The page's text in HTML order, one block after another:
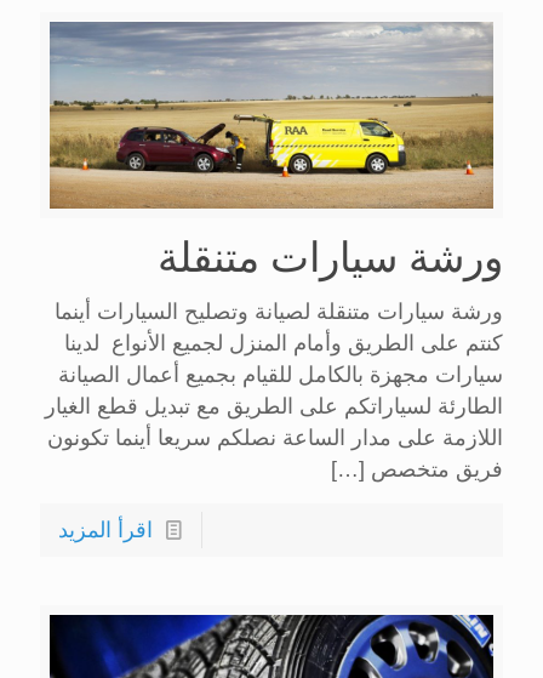
ورشة سيارات متنقلة
ورشة سيارات متنقلة لصيانة وتصليح السيارات أينما
كنتم على الطريق وأمام المنزل لجميع الأنواع لدينا
سيارات مجهزة بالكامل للقيام بجميع أعمال الصيانة
الطارئة لسياراتكم على الطريق مع تبديل قطع الغيار
اللازمة على مدار الساعة نصلكم سريعا أينما تكونون
فريق متخصص […]
اقرأ المزيد